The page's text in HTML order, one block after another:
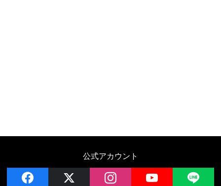
公式アカウント
facebook instagram YouTube